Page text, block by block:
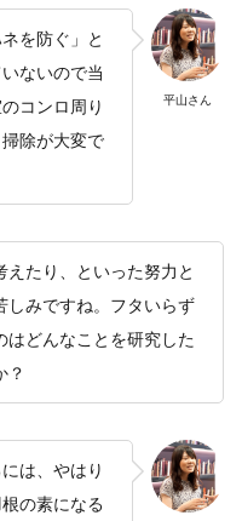
平山さん
を防ぐ」と
ないので当
コンロ周り
除が大変で
たり、といった努力と
しみですね。フタいらず
はどんなことを研究した
？
は、やはり
の素になる